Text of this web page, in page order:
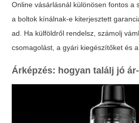
Online vásárlásnál különösen fontos a
a boltok kínálnak-e kiterjesztett
ad. Ha külföldről rendelsz, számolj
csomagolást, a gyári kiegészítőket és
Árképzés: hogyan találj jó